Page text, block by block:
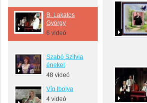
B. Lakatos
György
6 videó
Szabó Szilvia
énekel
48 videó
Víg Ibolya
4 videó